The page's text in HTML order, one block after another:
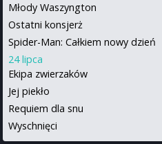
Młody Waszyngton
Ostatni konsjerż
Spider-Man: Całkiem nowy dzień
24 lipca
Ekipa zwierzaków
Jej piekło
Requiem dla snu
Wyschnięci